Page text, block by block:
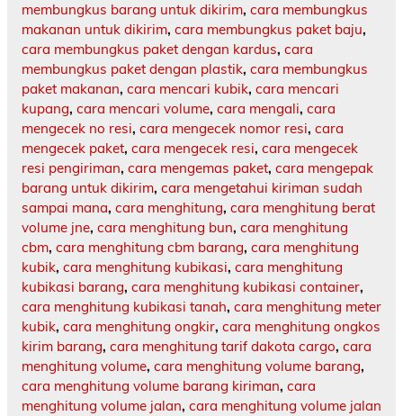
membungkus barang untuk dikirim, cara membungkus
makanan untuk dikirim, cara membungkus paket baju,
cara membungkus paket dengan kardus, cara
membungkus paket dengan plastik, cara membungkus
paket makanan, cara mencari kubik, cara mencari
kupang, cara mencari volume, cara mengali, cara
mengecek no resi, cara mengecek nomor resi, cara
mengecek paket, cara mengecek resi, cara mengecek
resi pengiriman, cara mengemas paket, cara mengepak
barang untuk dikirim, cara mengetahui kiriman sudah
sampai mana, cara menghitung, cara menghitung berat
volume jne, cara menghitung bun, cara menghitung
cbm, cara menghitung cbm barang, cara menghitung
kubik, cara menghitung kubikasi, cara menghitung
kubikasi barang, cara menghitung kubikasi container,
cara menghitung kubikasi tanah, cara menghitung meter
kubik, cara menghitung ongkir, cara menghitung ongkos
kirim barang, cara menghitung tarif dakota cargo, cara
menghitung volume, cara menghitung volume barang,
cara menghitung volume barang kiriman, cara
menghitung volume jalan, cara menghitung volume jalan